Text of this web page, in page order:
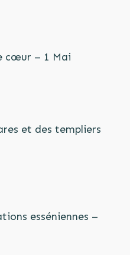
cœur – 1 Mai
et des templiers
esséniennes –